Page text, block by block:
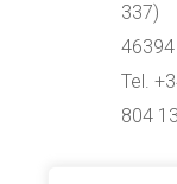
337)
46394
Tel.
804